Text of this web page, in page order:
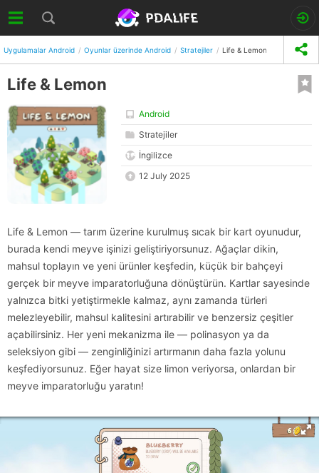
Uygulamalar Android Oyunlar üzerinde Android Stratejiler Life & Lemon
Life & Lemon
Android
Stratejiler
İngilizce
12 July 2025
Life & Lemon — tarım üzerine kurulmuş sıcak bir kart oyunudur,
burada kendi meyve işinizi geliştiriyorsunuz. Ağaçlar dikin,
mahsul toplayın ve yeni ürünler keşfedin, küçük bir bahçeyi
gerçek bir meyve imparatorluğuna dönüştürün. Kartlar sayesinde
yalnızca bitki yetiştirmekle kalmaz, aynı zamanda türleri
melezleyebilir, mahsul kalitesini artırabilir ve benzersiz çeşitler
açabilirsiniz. Her yeni mekanizma ile — polinasyon ya da
seleksiyon gibi — zenginliğinizi artırmanın daha fazla yolunu
keşfediyorsunuz. Eğer hayat size limon veriyorsa, onlardan bir
meyve imparatorluğu yaratın!